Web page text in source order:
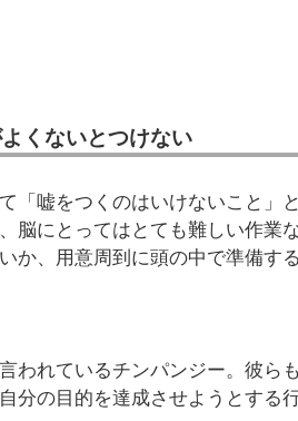
くないとつけない
「嘘をつくのはいけないこと」
脳にとってはとても難しい作業
か、用意周到に頭の中で準備す
われているチンパンジー。彼ら
分の目的を達成させようとする